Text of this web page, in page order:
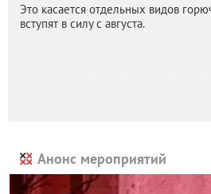
Это касается отдельных видов
вступят в силу с августа.
Анонс мероприятий